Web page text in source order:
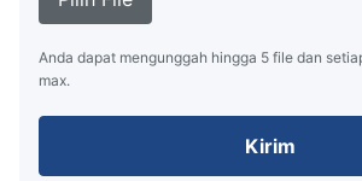
Anda dapat mengunggah hingga 5 file dan
max.
Kirim